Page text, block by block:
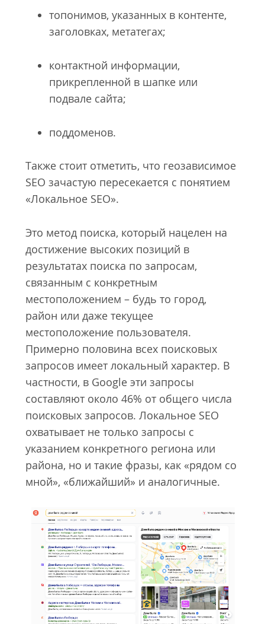
топонимов, указанных в контенте,
заголовках, метатегах;
контактной информации,
прикрепленной в шапке или
подвале сайта;
поддоменов.
Также стоит отметить, что геозависимое
SEO зачаcтую пересекается с понятием
«Локальное SEO».
Это метод поиска, который нацелен на
достижение высоких позиций в
результатах поиска по запросам,
связанным с конкретным
местоположением – будь то город,
район или даже текущее
местоположение пользователя.
Примерно половина всех поисковых
запросов имеет локальный характер. В
частности, в Google эти запросы
составляют около 46% от общего числа
поисковых запросов. Локальное SEO
охватывает не только запросы с
указанием конкретного региона или
района, но и такие фразы, как «рядом со
мной», «ближайший» и аналогичные.